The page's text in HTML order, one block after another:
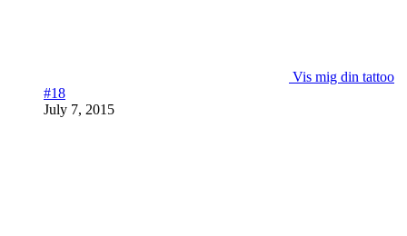
Vis mig din tattoo
#18
July 7, 2015